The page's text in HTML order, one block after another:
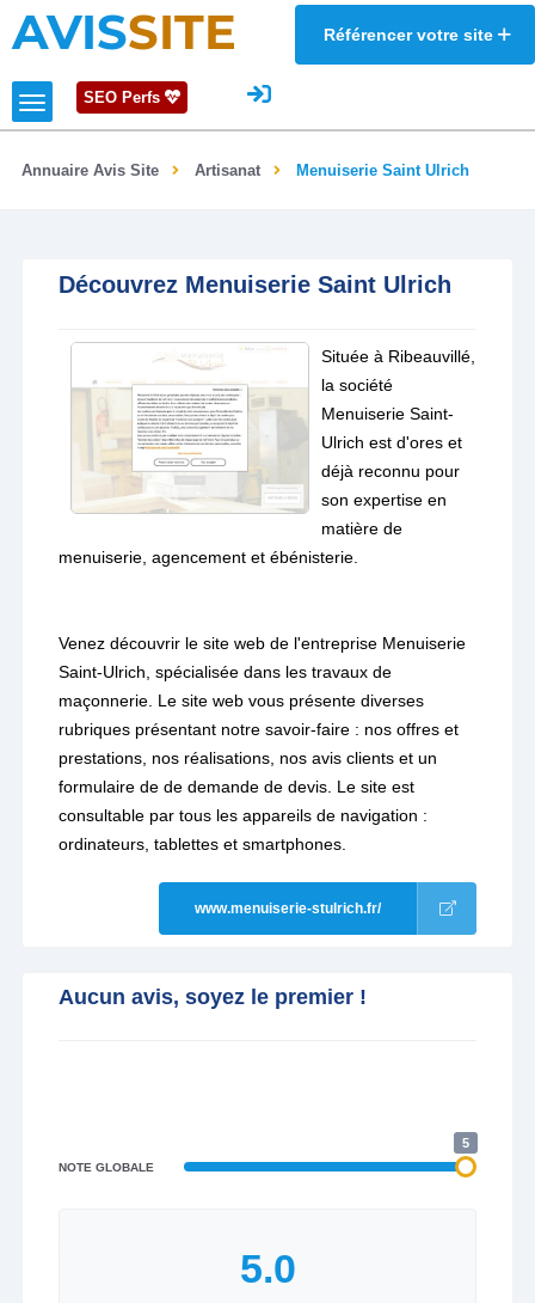
AVISSITE Référencer votre site
SEO Perfs
Annuaire Avis Site Artisanat Menuiserie Saint Ulrich
Découvrez Menuiserie Saint Ulrich
Située à Ribeauvillé,
la société
Menuiserie Saint-
Ulrich est d'ores et
déjà reconnu pour
son expertise en
matière de
menuiserie, agencement et ébénisterie.
Venez découvrir le site web de l'entreprise Menuiserie
Saint-Ulrich, spécialisée dans les travaux de
maçonnerie. Le site web vous présente diverses
rubriques présentant notre savoir-faire : nos offres et
prestations, nos réalisations, nos avis clients et un
formulaire de de demande de devis. Le site est
consultable par tous les appareils de navigation :
ordinateurs, tablettes et smartphones.
www.menuiserie-stulrich.fr/
Aucun avis, soyez le premier !
NOTE GLOBALE
5